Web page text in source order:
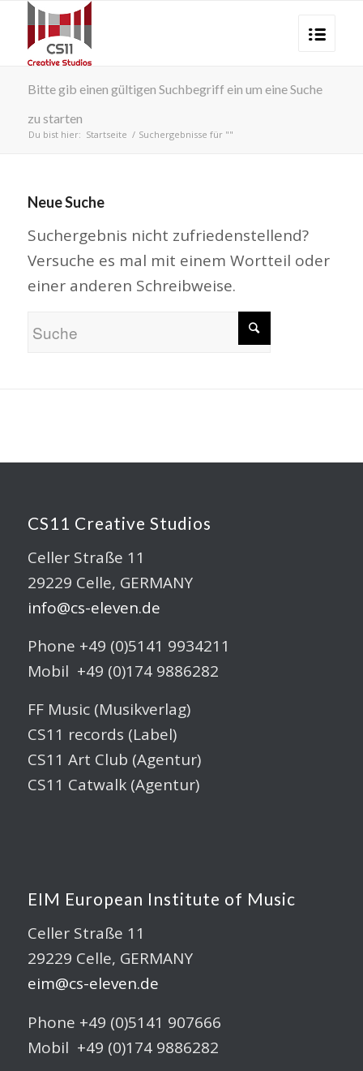
Bitte gib einen gültigen Suchbegriff ein um eine Suche
zu starten
Du bist hier: Startseite / Suchergebnisse für ""
Neue Suche
Suchergebnis nicht zufriedenstellend?
Versuche es mal mit einem Wortteil oder
einer anderen Schreibweise.
CS11 Creative Studios
Celler Straße 11
29229 Celle, GERMANY
info@cs-eleven.de
Phone +49 (0)5141 9934211
Mobil +49 (0)174 9886282
FF Music (Musikverlag)
CS11 records (Label)
CS11 Art Club (Agentur)
CS11 Catwalk (Agentur)
EIM European Institute of Music
Celler Straße 11
29229 Celle, GERMANY
eim@cs-eleven.de
Phone +49 (0)5141 907666
Mobil +49 (0)174 9886282